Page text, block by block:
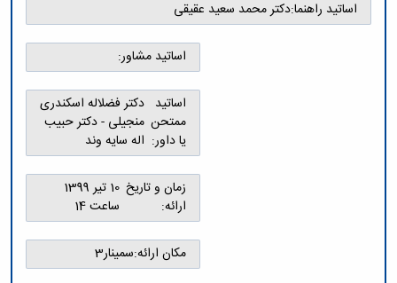
پژوهشی
آئین
گروه
مهندسی
مکانیک
اساتید راهنما:دکتر محمد سعید عقیقی
اساتید مشاور:
اساتید
ممتحن
یا داور:
دکتر فضل­اله اسکندری
منجیلی - دکتر حبیب
اله سایه وند
زمان و تاریخ
ارائه:
10 تیر 1399
ساعت 14
مکان ارائه:سمینار3